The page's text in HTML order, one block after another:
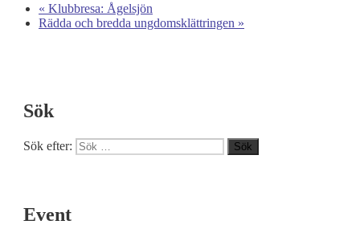
« Klubbresa: Ågelsjön
Rädda och bredda ungdomsklättringen »
Sök
Sök efter: Sök
Event